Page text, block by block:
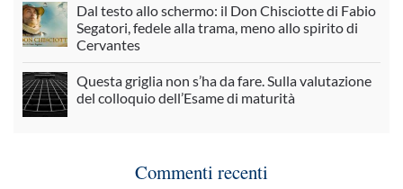
Dal testo allo schermo: il Don Chisciotte di Fabio
Segatori, fedele alla trama, meno allo spirito di
Cervantes
Questa griglia non s’ha da fare. Sulla valutazione
del colloquio dell’Esame di maturità
Commenti recenti